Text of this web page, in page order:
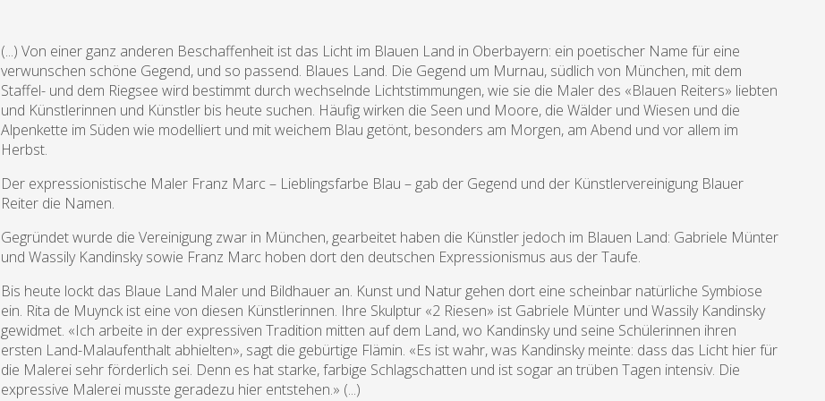
(...) Von einer ganz anderen Beschaffenheit ist das Licht im Blauen Land in Oberbayern: ein poetischer Name für eine
verwunschen schöne Gegend, und so passend. Blaues Land. Die Gegend um Murnau, südlich von München, mit dem
Staffel- und dem Riegsee wird bestimmt durch wechselnde Lichtstimmungen, wie sie die Maler des «Blauen Reiters» liebten
und Künstlerinnen und Künstler bis heute suchen. Häufig wirken die Seen und Moore, die Wälder und Wiesen und die
Alpenkette im Süden wie modelliert und mit weichem Blau getönt, besonders am Morgen, am Abend und vor allem im
Herbst.
Der expressionistische Maler Franz Marc – Lieblingsfarbe Blau – gab der Gegend und der Künstlervereinigung Blauer
Reiter die Namen.
Gegründet wurde die Vereinigung zwar in München, gearbeitet haben die Künstler jedoch im Blauen Land: Gabriele Münter
und Wassily Kandinsky sowie Franz Marc hoben dort den deutschen Expressionismus aus der Taufe.
Bis heute lockt das Blaue Land Maler und Bildhauer an. Kunst und Natur gehen dort eine scheinbar natürliche Symbiose
ein. Rita de Muynck ist eine von diesen Künstlerinnen. Ihre Skulptur «2 Riesen» ist Gabriele Münter und Wassily Kandinsky
gewidmet. «Ich arbeite in der expressiven Tradition mitten auf dem Land, wo Kandinsky und seine Schülerinnen ihren
ersten Land-Malaufenthalt abhielten», sagt die gebürtige Flämin. «Es ist wahr, was Kandinsky meinte: dass das Licht hier für
die Malerei sehr förderlich sei. Denn es hat starke, farbige Schlagschatten und ist sogar an trüben Tagen intensiv. Die
expressive Malerei musste geradezu hier entstehen.» (...)